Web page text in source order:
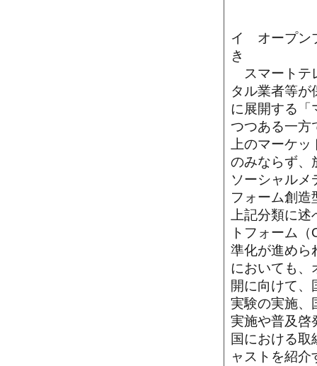
イ オープン
き
スマートテ
タル業者等が
に展開する「
つつある一方
上のマーケッ
のみならず、
ソーシャルメ
フォーム創造
上記分類に述
トフォーム
準化が進めら
においても、
開に向けて、
実験の実施、
実施や普及啓
国における
ャストを紹